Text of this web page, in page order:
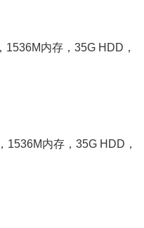
1536M内存，35G HDD，
1536M内存，35G HDD，